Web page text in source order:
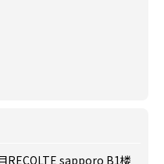
RECOLTE sapporo B1楼